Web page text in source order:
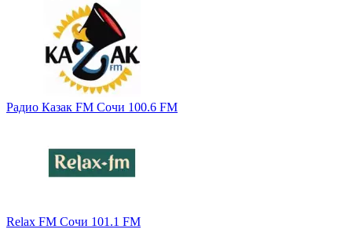
Радио Казак FM Сочи 100.6 FM
Relax FM Сочи 101.1 FM